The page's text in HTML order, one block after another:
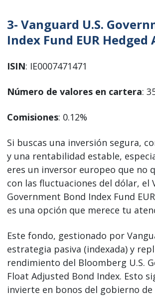
3- Vanguard U.S.
Index Fund EUR Hedged
ISIN: IE0007471471
Número de valores en cartera:
Comisiones: 0.12%
Si buscas una inversión segura,
y una rentabilidad estable,
eres un inversor europeo que no
con las fluctuaciones del dólar, el
Government Bond Index Fund
es una opción que merece tu
Este fondo, gestionado por
estrategia pasiva (indexada) y
rendimiento del Bloomberg U.S.
Float Adjusted Bond Index. Esto
invierte en bonos del gobierno de